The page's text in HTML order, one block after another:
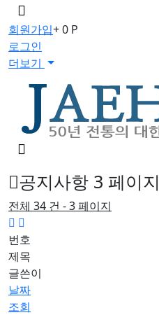
메
뉴
버
튼
회원가입+ 0 P
로그인
더보기
검
버
튼
공지사항 3 페이지
전체 34 건 - 3 페이지
번호
제목
글쓴이
날짜
조회